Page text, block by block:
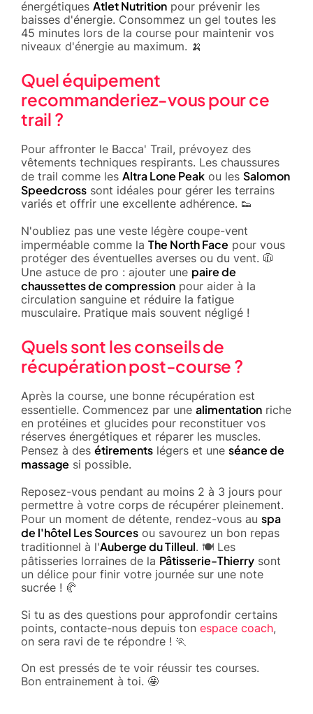
énergétiques Atlet Nutrition pour prévenir les
baisses d'énergie. Consommez un gel toutes les
45 minutes lors de la course pour maintenir vos
niveaux d'énergie au maximum. 🍌
Quel équipement
recommanderiez-vous pour ce
trail ?
Pour affronter le Bacca' Trail, prévoyez des
vêtements techniques respirants. Les chaussures
de trail comme les Altra Lone Peak ou les Salomon
Speedcross sont idéales pour gérer les terrains
variés et offrir une excellente adhérence. 👟
N'oubliez pas une veste légère coupe-vent
imperméable comme la The North Face pour vous
protéger des éventuelles averses ou du vent. 🧥
Une astuce de pro : ajouter une paire de
chaussettes de compression pour aider à la
circulation sanguine et réduire la fatigue
musculaire. Pratique mais souvent négligé !
Quels sont les conseils de
récupération post-course ?
Après la course, une bonne récupération est
essentielle. Commencez par une alimentation riche
en protéines et glucides pour reconstituer vos
réserves énergétiques et réparer les muscles.
Pensez à des étirements légers et une séance de
massage si possible.
Reposez-vous pendant au moins 2 à 3 jours pour
permettre à votre corps de récupérer pleinement.
Pour un moment de détente, rendez-vous au spa
de l'hôtel Les Sources ou savourez un bon repas
traditionnel à l'Auberge du Tilleul. 🍽️ Les
pâtisseries lorraines de la Pâtisserie-Thierry sont
un délice pour finir votre journée sur une note
sucrée ! 🥐
Si tu as des questions pour approfondir certains
points, contacte-nous depuis ton espace coach,
on sera ravi de te répondre ! 🏃
On est pressés de te voir réussir tes courses.
Bon entrainement à toi. 🤩